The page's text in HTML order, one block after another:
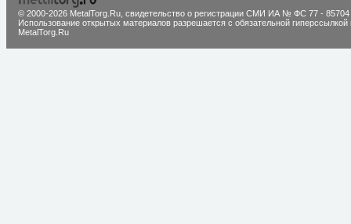
© 2000-2026 MetalTorg.Ru, cвидетельство о регистрации СМИ ИА № ФС 77 - 85704
Использование открытых материалов разрешается с обязательной гиперссылкой
MetalTorg.Ru